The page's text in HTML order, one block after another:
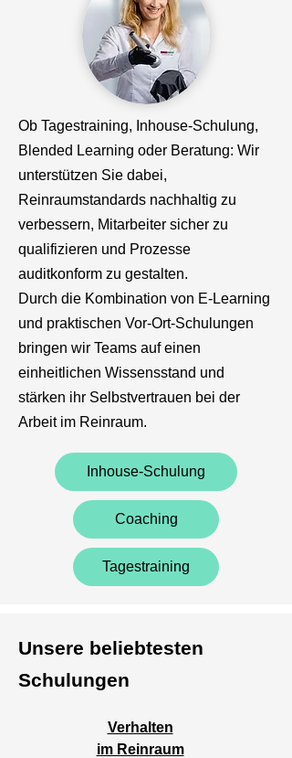
Ob Tagestraining, Inhouse-Schulung,
Blended Learning oder Beratung: Wir
unterstützen Sie dabei,
Reinraumstandards nachhaltig zu
verbessern, Mitarbeiter sicher zu
qualifizieren und Prozesse
auditkonform zu gestalten.
Durch die Kombination von E-Learning
und praktischen Vor-Ort-Schulungen
bringen wir Teams auf einen
einheitlichen Wissensstand und
stärken ihr Selbstvertrauen bei der
Arbeit im Reinraum.
Inhouse-Schulung
Coaching
Tagestraining
Unsere beliebtesten
Schulungen
Verhalten
im Reinraum